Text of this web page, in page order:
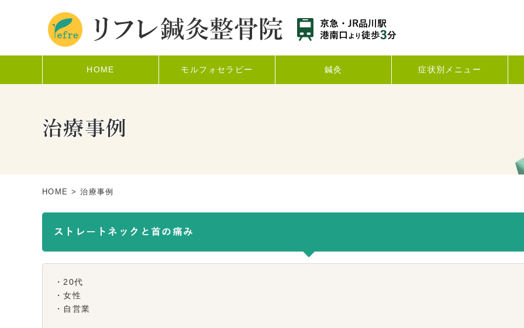
HOME モルフォセラピー 鍼灸 症状別メニュー
治療事例
HOME > 治療事例
ストレートネックと首の痛み
・20代
・女性
・自営業